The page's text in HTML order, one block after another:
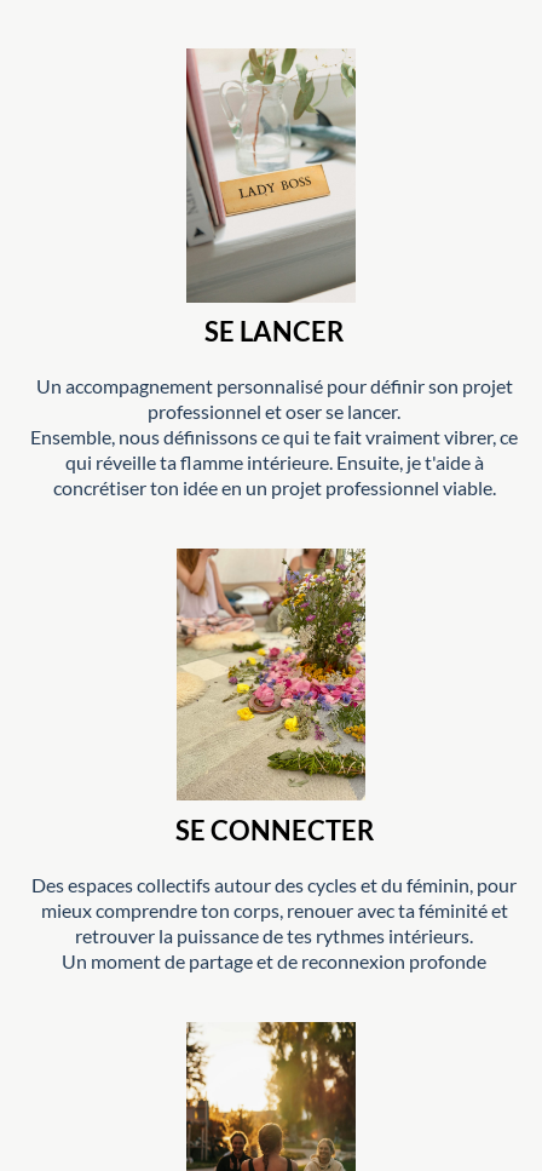
SE LANCER
Un accompagnement personnalisé pour définir son projet
professionnel et oser se lancer.
Ensemble, nous définissons ce qui te fait vraiment vibrer, ce
qui réveille ta flamme intérieure. Ensuite, je t'aide à
concrétiser ton idée en un projet professionnel viable.
SE CONNECTER
Des espaces collectifs autour des cycles et du féminin, pour
mieux comprendre ton corps, renouer avec ta féminité et
retrouver la puissance de tes rythmes intérieurs.
Un moment de partage et de reconnexion profonde